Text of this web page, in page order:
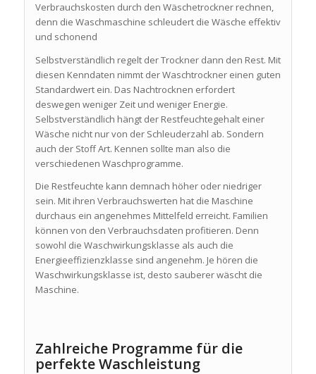
Verbrauchskosten durch den Wäschetrockner rechnen,
denn die Waschmaschine schleudert die Wäsche effektiv
und schonend
Selbstverständlich regelt der Trockner dann den Rest. Mit
diesen Kenndaten nimmt der Waschtrockner einen guten
Standardwert ein. Das Nachtrocknen erfordert
deswegen weniger Zeit und weniger Energie.
Selbstverständlich hängt der Restfeuchtegehalt einer
Wäsche nicht nur von der Schleuderzahl ab. Sondern
auch der Stoff Art. Kennen sollte man also die
verschiedenen Waschprogramme.
Die Restfeuchte kann demnach höher oder niedriger
sein. Mit ihren Verbrauchswerten hat die Maschine
durchaus ein angenehmes Mittelfeld erreicht. Familien
können von den Verbrauchsdaten profitieren. Denn
sowohl die Waschwirkungsklasse als auch die
Energieeffizienzklasse sind angenehm. Je hören die
Waschwirkungsklasse ist, desto sauberer wäscht die
Maschine.
Zahlreiche Programme für die
perfekte Waschleistung